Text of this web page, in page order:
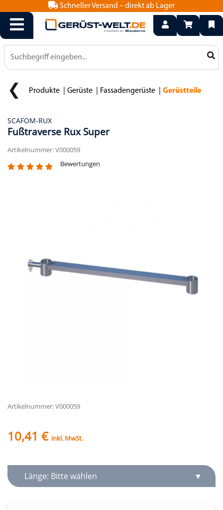
Schneller Versand – direkt ab Lager
0800 15 50 550
info@geruest-welt.de
Produkte Gerüste Fassadengerüste Gerüstteile
SCAFOM-RUX
Fußtraverse Rux Super
Artikelnummer: V000059
Bewertungen
Artikelnummer: V000059
10,41 € inkl. MwSt.
Länge: Bitte wählen